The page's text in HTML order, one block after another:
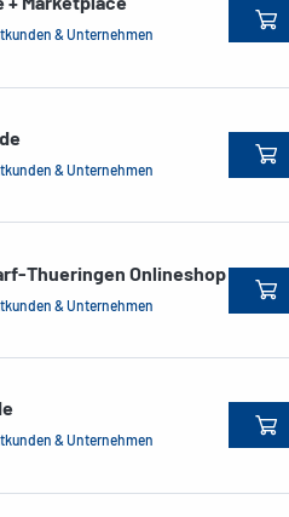
& Unternehmen
& Unternehmen
Thueringen Onlineshop
& Unternehmen
& Unternehmen